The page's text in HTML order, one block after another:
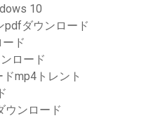
10
pdfダウンロード
ド
ロード
mp4トレント
ウンロード